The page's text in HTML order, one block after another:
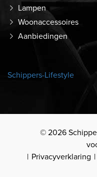
Lampen
Woonaccessoires
Aanbiedingen
Schippers-Lifestyle
© 2026
Privacyverklaring